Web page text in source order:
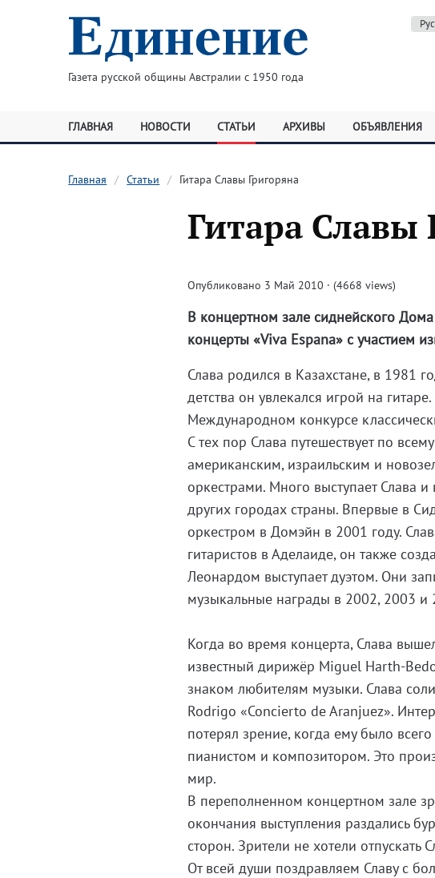
Газета русской общины Австралии с 1950 года
ГЛАВНАЯ НОВОСТИ СТАТЬИ АРХИВЫ ОБЪЯВЛЕНИЯ
Главная Статьи Гитара Славы Григоряна
Гитара Славы
Опубликовано 3 Май 2010 · (4668 views)
В концертном зале сиднейского
концерты «Viva Espana» с участием
Слава родился в Казахстане, в 1981
детства он увлекался игрой на
Международном конкурсе
С тех пор Слава путешествует по
американским, израильским и
оркестрами. Много выступает Слава
других городах страны. Впервые в
оркестром в Домэйн в 2001 году.
гитаристов в Аделаиде, он также
Леонардом выступает дуэтом. Они
музыкальные награды в 2002, 2003 и
Когда во время концерта, Слава
известный дирижёр Miguel Harth-
знаком любителям музыки. Слава
Rodrigo «Concierto de Aranjuez».
потерял зрение, когда ему было
пианистом и композитором. Это
мир.
В переполненном концертном зале
окончания выступления раздались
сторон. Зрители не хотели отпускать
От всей души поздравляем Славу с